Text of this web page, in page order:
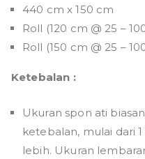
440 cm x 150 cm
Roll (120 cm @ 25 –
Roll (150 cm @ 25 –
Ketebalan :
Ukuran spon ati
ketebalan, mulai dari
lebih. Ukuran